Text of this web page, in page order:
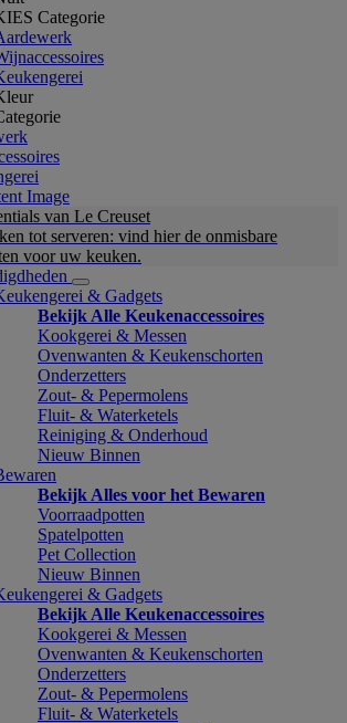
Categorie
van Le Creuset
tot serveren: vind hier de onmisbare
voor uw keuken.
& Gadgets
Bekijk Alle Keukenaccessoires
Kookgerei & Messen
Ovenwanten & Keukenschorten
Onderzetters
Zout- & Pepermolens
Fluit- & Waterketels
Reiniging & Onderhoud
Nieuw Binnen
Bekijk Alles voor het Bewaren
Voorraadpotten
Spatelpotten
Pet Collection
Nieuw Binnen
& Gadgets
Bekijk Alle Keukenaccessoires
Kookgerei & Messen
Ovenwanten & Keukenschorten
Onderzetters
Zout- & Pepermolens
Fluit- & Waterketels